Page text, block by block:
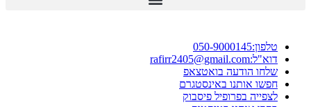
טלפון:050-9000145
דוא"ל:rafirr2405@gmail.com
שלחו הודעה בואטצאפ
חפשו אותנו באינסטגרם
לצפייה בפרופיל פיסבוק